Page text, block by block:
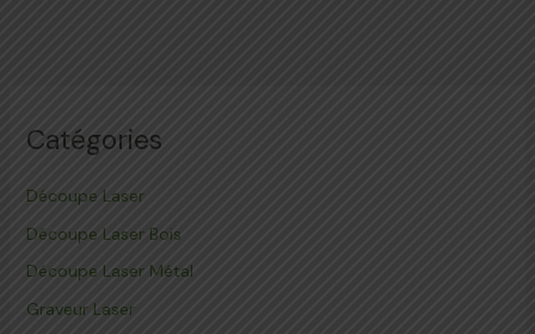
Catégories
Découpe Laser
Découpe Laser Bois
Découpe Laser Métal
Graveur Laser